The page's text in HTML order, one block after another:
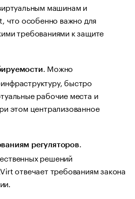
машинам и
что особенно важно для
требованиями к защите
. Можно
быстро
рабочие места и
этом централизованное
регуляторов.
решений
отвечает требованиям закона